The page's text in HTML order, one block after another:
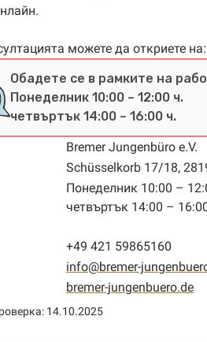
можете да откриете на:
Обадете се в рамките на
Понеделник 10:00 – 12:00 ч.
четвъртък 14:00 – 16:00 ч.
Bremer Jungenbüro e.V.
Schüsselkorb 17/18,
Понеделник 10:00 –
четвъртък 14:00 –
+49 421 59865160
info@bremer-
bremer-jungenbuero.de
14.10.2025